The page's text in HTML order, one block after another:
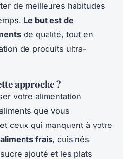
de meilleures habitudes
Le but est de
de qualité, tout en
de produits ultra-
approche ?
votre alimentation
que vous
ceux qui manquent à votre
frais, cuisinés
ajouté et les plats